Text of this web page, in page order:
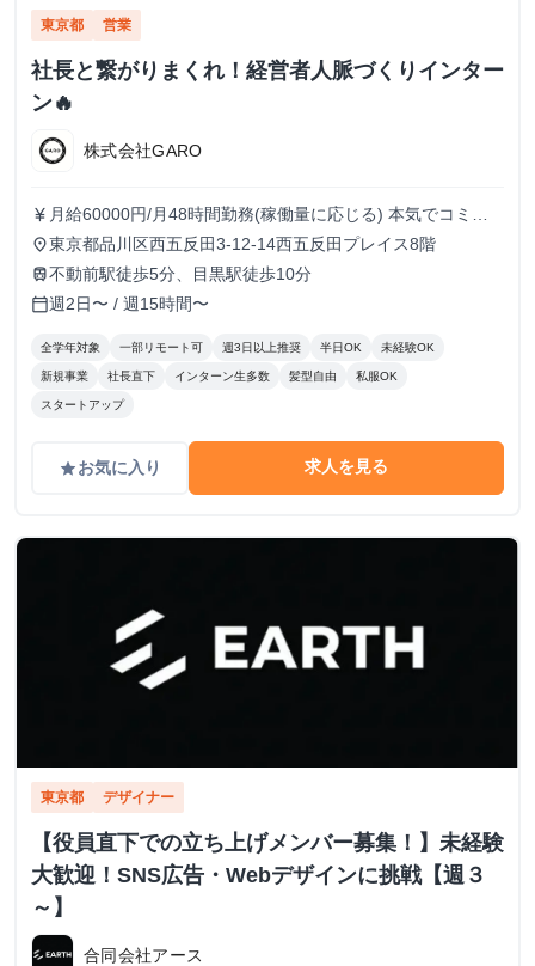
東京都 営業
社長と繋がりまくれ！経営者人脈づくりインター
ン🔥
株式会社GARO
currency_yen 月給60000円/月48時間勤務(稼働量に応じる) 本気でコミッ
トすれば、学生でも圧倒的な実績と報酬を得られる環境で
す！
place東京都品川区西五反田3-12-14西五反田プレイス8階
train不動前駅徒歩5分、目黒駅徒歩10分
calendar_today週2日〜 / 週15時間〜
全学年対象 一部リモート可 週3日以上推奨 半日OK 未経験OK
新規事業 社長直下 インターン生多数 髪型自由 私服OK
スタートアップ
gradeお気に入り 求人を見る
東京都 デザイナー
【役員直下での立ち上げメンバー募集！】未経験
大歓迎！SNS広告・Webデザインに挑戦【週３
～】
合同会社アース